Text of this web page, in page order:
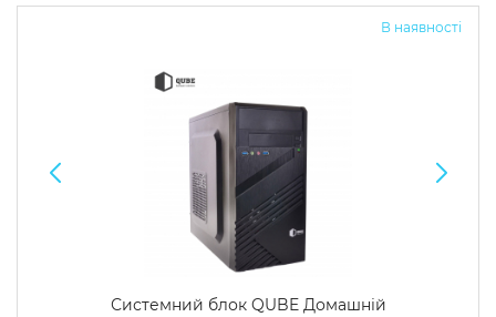
В наявності
Системний блок QUBE Домашній